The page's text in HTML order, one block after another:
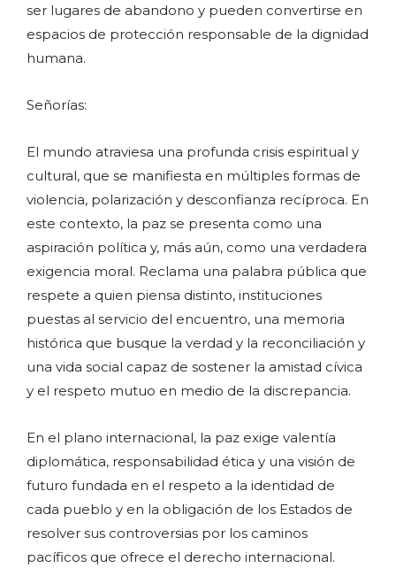
ser lugares de abandono y pueden convertirse en
espacios de protección responsable de la dignidad
humana.
Señorías:
El mundo atraviesa una profunda crisis espiritual y
cultural, que se manifiesta en múltiples formas de
violencia, polarización y desconfianza recíproca. En
este contexto, la paz se presenta como una
aspiración política y, más aún, como una verdadera
exigencia moral. Reclama una palabra pública que
respete a quien piensa distinto, instituciones
puestas al servicio del encuentro, una memoria
histórica que busque la verdad y la reconciliación y
una vida social capaz de sostener la amistad cívica
y el respeto mutuo en medio de la discrepancia.
En el plano internacional, la paz exige valentía
diplomática, responsabilidad ética y una visión de
futuro fundada en el respeto a la identidad de
cada pueblo y en la obligación de los Estados de
resolver sus controversias por los caminos
pacíficos que ofrece el derecho internacional.